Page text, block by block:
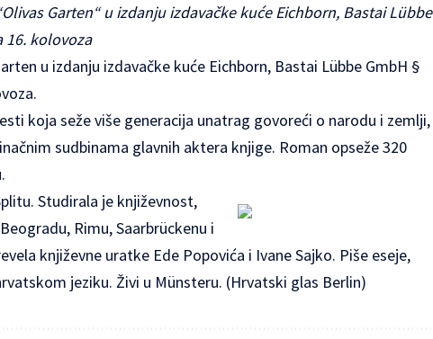
Garten“ u izdanju izdavačke kuće Eichborn, Bastai Lübbe
16. kolovoza
u izdanju izdavačke kuće Eichborn, Bastai Lübbe GmbH §
koja seže više generacija unatrag govoreći o narodu i zemlji,
sudbinama glavnih aktera knjige. Roman opseže 320
Studirala je književnost,
Rimu, Saarbrückenu i
književne uratke Ede Popovića i Ivane Sajko. Piše eseje,
jeziku. Živi u Münsteru. (Hrvatski glas Berlin)